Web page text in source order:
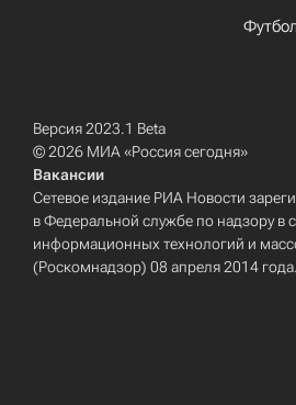
Футбол
Версия 2023.1 Beta
© 2026 МИА «Россия сегодня»
Вакансии
Сетевое издание РИА Новости
в Федеральной службе по надзору в
информационных технологий и
(Роскомнадзор) 08 апреля 2014 года.